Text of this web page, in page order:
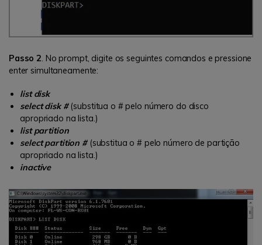
Passo 2. No prompt, digite os seguintes comandos e pressione
enter simultaneamente:
list disk
select disk #(substitua o # pelo número do disco
apropriado na lista.)
list partition
select partition #(substitua o # pelo número de partição
apropriado na lista.)
inactive